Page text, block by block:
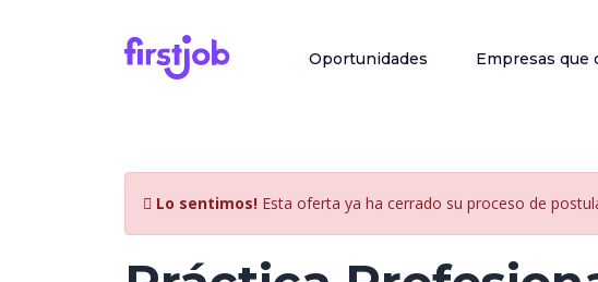
Oportunidades Empresas que
Lo sentimos! Esta oferta ya ha cerrado su proceso de